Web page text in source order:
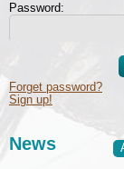
Password:
Forget password?
Sign up!
News